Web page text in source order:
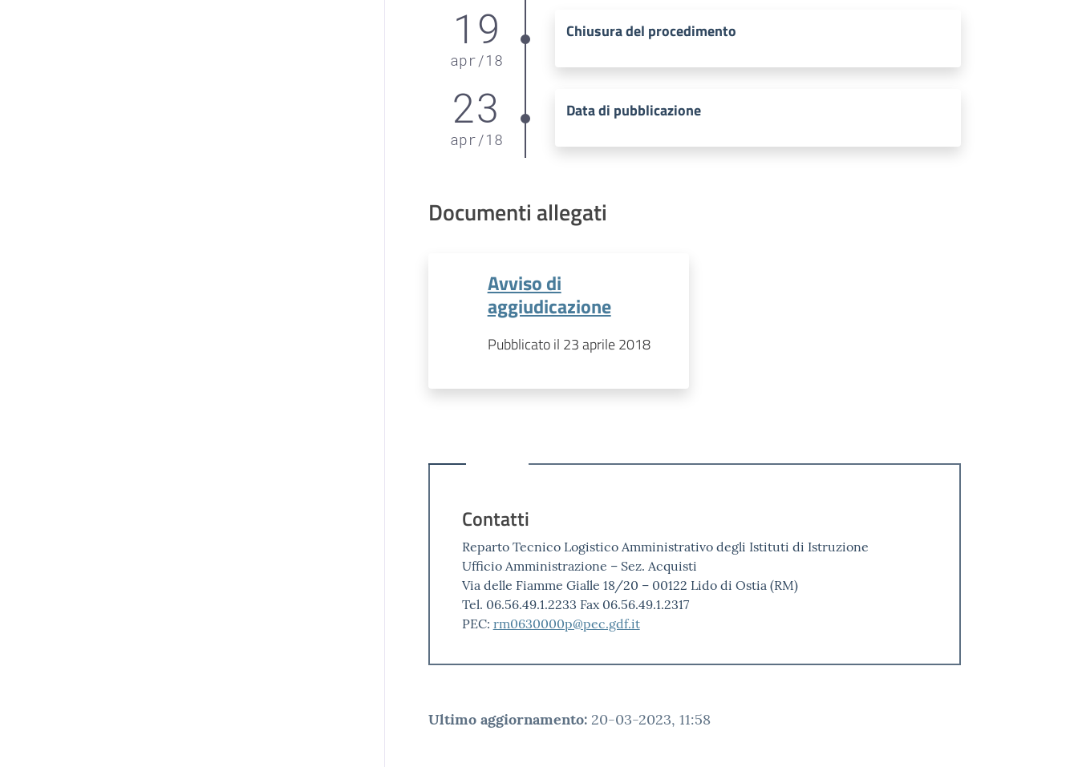
19
apr/18
Chiusura del procedimento
23
apr/18
Data di pubblicazione
Documenti allegati
Avviso di
aggiudicazione
Pubblicato il 23 aprile 2018
Contatti
Reparto Tecnico Logistico Amministrativo degli Istituti di Istruzione
Ufficio Amministrazione – Sez. Acquisti
Via delle Fiamme Gialle 18/20 – 00122 Lido di Ostia (RM)
Tel. 06.56.49.1.2233 Fax 06.56.49.1.2317
PEC: rm0630000p@pec.gdf.it
Ultimo aggiornamento: 20-03-2023, 11:58